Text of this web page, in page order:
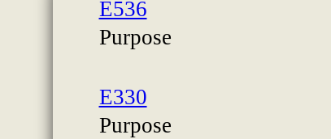
E536
Purpose
E330
Purpose